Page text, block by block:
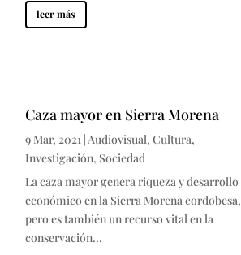
leer más
Caza mayor en Sierra Morena
9 Mar, 2021|Audiovisual, Cultura,
Investigación, Sociedad
La caza mayor genera riqueza y desarrollo
económico en la Sierra Morena cordobesa,
pero es también un recurso vital en la
conservación...